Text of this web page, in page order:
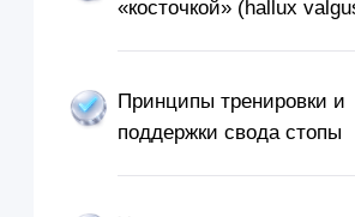
Дмитрий
Горковский